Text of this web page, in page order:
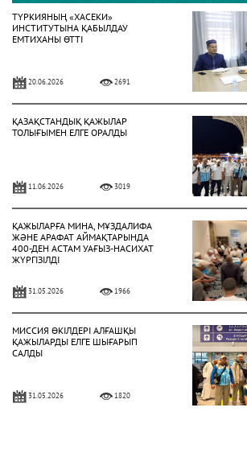
ТҮРКИЯНЫҢ «ХАСЕКИ»
ИНСТИТУТЫНА ҚАБЫЛДАУ
ЕМТИХАНЫ ӨТТІ
20.06.2026 2691
ҚАЗАҚСТАНДЫҚ ҚАЖЫЛАР
ТОЛЫҒЫМЕН ЕЛГЕ ОРАЛДЫ
11.06.2026 3019
ҚАЖЫЛАРҒА МИНА, МҰЗДАЛИФА
ЖӘНЕ АРАФАТ АЙМАҚТАРЫНДА
400-ДЕН АСТАМ УАҒЫЗ-НАСИХАТ
ЖҮРГІЗІЛДІ
31.05.2026 1966
МИССИЯ ӨКІЛДЕРІ АЛҒАШҚЫ
ҚАЖЫЛАРДЫ ЕЛГЕ ШЫҒАРЫП
САЛДЫ
31.05.2026 1820